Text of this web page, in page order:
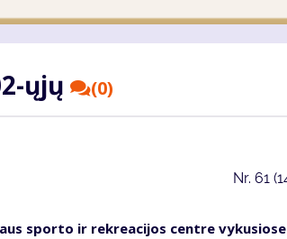
ųjų (0)
Nr. 61
sporto ir rekreacijos centre vykusiose